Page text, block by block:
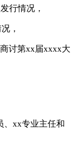
行情况，
，
讨第xx届xxxx大
、xx专业主任和